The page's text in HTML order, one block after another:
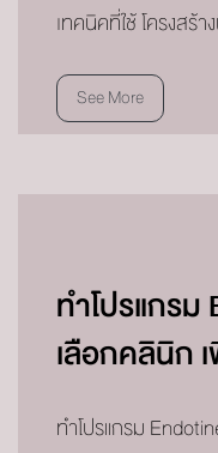
เทคนิคที่ใช้ โครงสร้
See More
ทำโปรแกรม
เลือกคลินิก
ทำโปรแกรม